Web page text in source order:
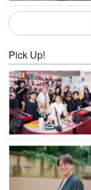
Pick Up!